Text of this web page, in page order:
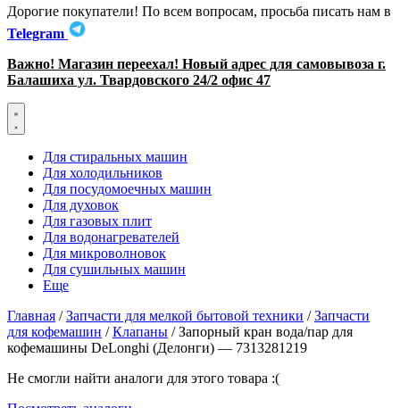
Дорогие покупатели! По всем вопросам, просьба писать нам в
Telegram
Важно! Магазин переехал! Новый адрес для самовывоза г.
Балашиха ул. Твардовского 24/2 офис 47
Для стиральных машин
Для холодильников
Для посудомоечных машин
Для духовок
Для газовых плит
Для водонагревателей
Для микроволновок
Для сушильных машин
Еще
Главная /Запчасти для мелкой бытовой техники /Запчасти
для кофемашин /Клапаны / Запорный кран вода/пар для
кофемашины DeLonghi (Делонги) — 7313281219
Не смогли найти аналоги для этого товара :(